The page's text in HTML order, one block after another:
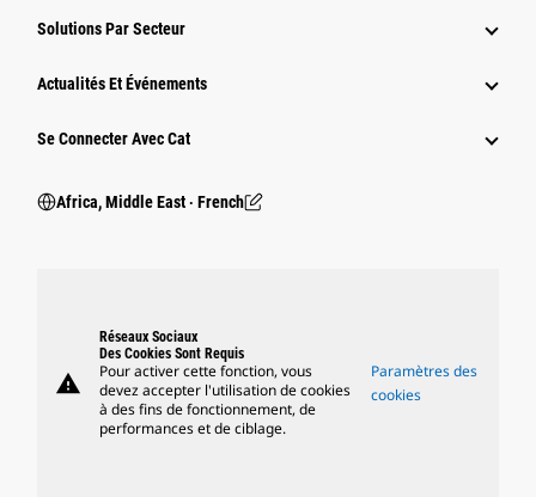
Solutions Par Secteur
Actualités Et Événements
Se Connecter Avec Cat
Africa, Middle East ‧ French
warning
Réseaux Sociaux
Des Cookies Sont Requis
Pour activer cette fonction, vous
devez accepter l'utilisation de cookies
à des fins de fonctionnement, de
performances et de ciblage.
Paramètres des
cookies